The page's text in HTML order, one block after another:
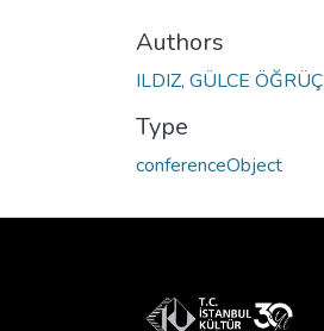
Authors
ILDIZ, GÜLCE ÖĞRÜÇ
Type
conferenceObject